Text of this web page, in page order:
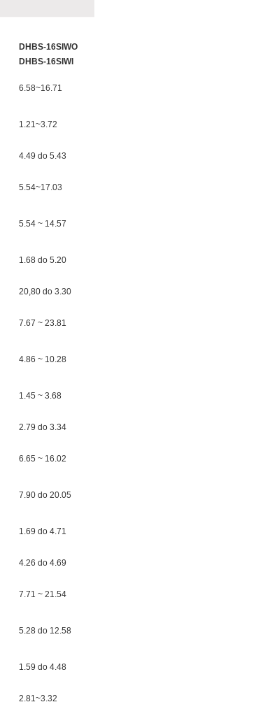
DHBS-16SIWO
DHBS-16SIWI
6.58~16.71
1.21~3.72
4.49 do 5.43
5.54~17.03
5.54 ~ 14.57
1.68 do 5.20
20,80 do 3.30
7.67 ~ 23.81
4.86 ~ 10.28
1.45 ~ 3.68
2.79 do 3.34
6.65 ~ 16.02
7.90 do 20.05
1.69 do 4.71
4.26 do 4.69
7.71 ~ 21.54
5.28 do 12.58
1.59 do 4.48
2.81~3.32